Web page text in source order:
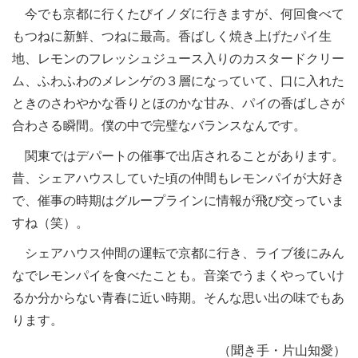
今でも京都に行くたびイノダに行きますが、何回食べて
もつねに新鮮、つねに最高。香ばしく焼き上げたパイ生
地、レモンのフレッシュジュース入りのカスタードクリー
ム、ふわふわのメレンゲの３層になっていて、口に入れた
ときのさわやかな香りとほのかな甘み、パイの香ばしさが
合わさる瞬間。僕の中で完璧なバランスなんです。
関東ではデパートの催事で出店されることがあります。
昔、シェアハウスしていた頃の仲間もレモンパイが大好き
で、催事の時期はグループラインに情報が飛び交っていま
すね（笑）。
シェアハウス仲間の運転で京都に行き、ライブ後にみん
なでレモンパイを食べたことも。音楽でうまくやっていけ
るか分からない青春に近い時期。そんな思い出の味でもあ
ります。
（聞き手・片山知愛）